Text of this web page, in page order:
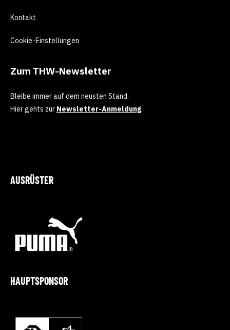
Kontakt
Cookie-Einstellungen
Zum THW-Newsletter
Bleibe immer auf dem neusten Stand.
Hier gehts zur Newsletter-Anmeldung.
AUSRÜSTER
HAUPTSPONSOR